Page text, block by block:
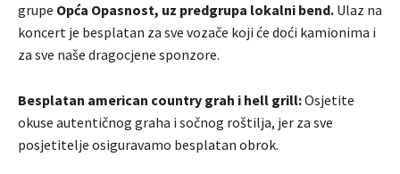
grupe Opća Opasnost, uz predgrupa lokalni bend. Ulaz na
koncert je besplatan za sve vozače koji će doći kamionima i
za sve naše dragocjene sponzore.
Besplatan american country grah i hell grill:Osjetite
okuse autentičnog graha i sočnog roštilja, jer za sve
posjetitelje osiguravamo besplatan obrok.